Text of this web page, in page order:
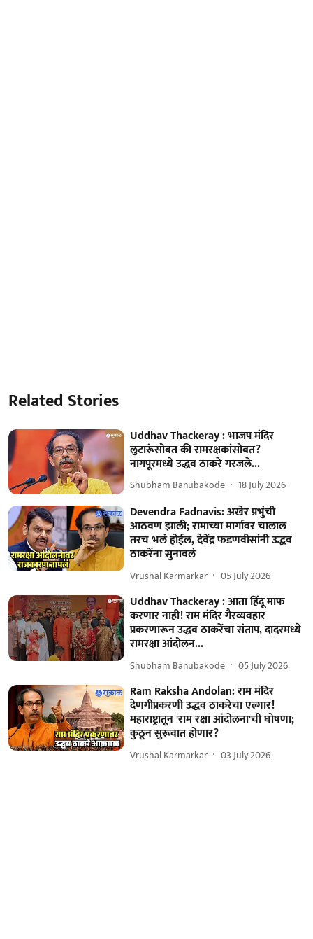
Related Stories
Uddhav Thackeray : भाजप मंदिर
लुटारूंसोबत की रामरक्षकांसोबत?
नागपूरमध्ये उद्धव ठाकरे गरजले...
Shubham Banubakode 18 July 2026
Devendra Fadnavis: अखेर प्रभुंची
आठवण झाली; रामाच्या मार्गावर चालाल
तरच भलं होईल, देवेंद्र फडणवीसांनी उद्धव
ठाकरेंना सुनावलं
Vrushal Karmarkar 05 July 2026
Uddhav Thackeray : आता हिंदू माफ
करणार नाही! राम मंदिर गैरव्यवहार
प्रकरणारून उद्धव ठाकरेंचा संताप, दादरमध्ये
रामरक्षा आंदोलन...
Shubham Banubakode 05 July 2026
Ram Raksha Andolan: राम मंदिर
देणगीप्रकरणी उद्धव ठाकरेंचा एल्गार!
महाराष्ट्रातून 'राम रक्षा आंदोलना'ची घोषणा;
कुठून सुरूवात होणार?
Vrushal Karmarkar 03 July 2026